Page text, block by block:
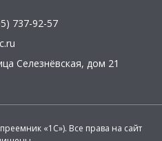
737-92-57
Селезнёвская, дом 21
«1С»). Все права на сайт